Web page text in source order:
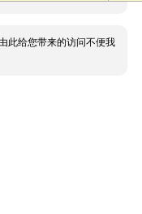
此给您带来的访问不便我